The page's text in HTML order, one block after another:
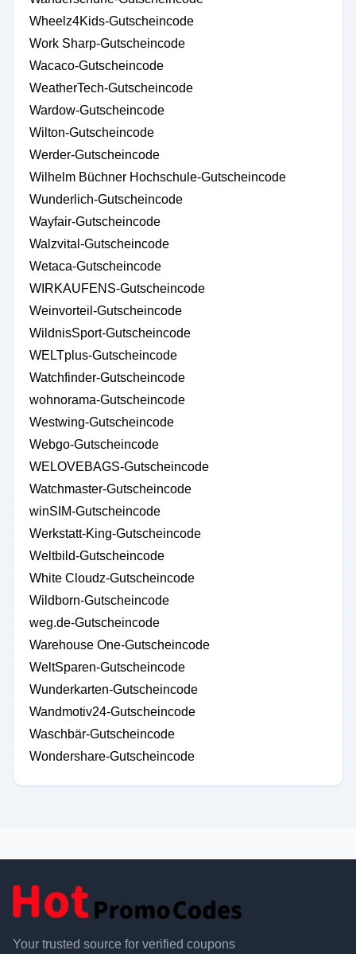
Wheelz4Kids-Gutscheincode
Work Sharp-Gutscheincode
Wacaco-Gutscheincode
WeatherTech-Gutscheincode
Wardow-Gutscheincode
Wilton-Gutscheincode
Werder-Gutscheincode
Wilhelm Büchner Hochschule-Gutscheincode
Wunderlich-Gutscheincode
Wayfair-Gutscheincode
Walzvital-Gutscheincode
Wetaca-Gutscheincode
WIRKAUFENS-Gutscheincode
Weinvorteil-Gutscheincode
WildnisSport-Gutscheincode
WELTplus-Gutscheincode
Watchfinder-Gutscheincode
wohnorama-Gutscheincode
Westwing-Gutscheincode
Webgo-Gutscheincode
WELOVEBAGS-Gutscheincode
Watchmaster-Gutscheincode
winSIM-Gutscheincode
Werkstatt-King-Gutscheincode
Weltbild-Gutscheincode
White Cloudz-Gutscheincode
Wildborn-Gutscheincode
weg.de-Gutscheincode
Warehouse One-Gutscheincode
WeltSparen-Gutscheincode
Wunderkarten-Gutscheincode
Wandmotiv24-Gutscheincode
Waschbär-Gutscheincode
Wondershare-Gutscheincode
Your trusted source for verified coupons